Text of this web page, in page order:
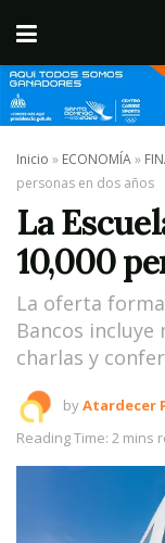
Inicio » ECONOMÍA»
personas en dos años
La
10,000
La oferta
Bancos incluye
charlas y
byAtardecer
Reading Time: 2 mins